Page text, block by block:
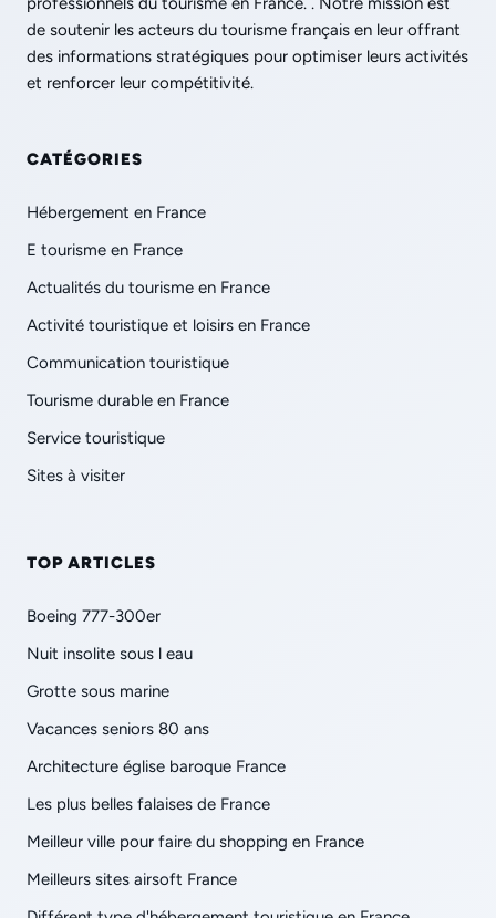
de soutenir les acteurs du tourisme français en leur offrant
des informations stratégiques pour optimiser leurs activités
et renforcer leur compétitivité.
CATÉGORIES
Hébergement en France
E tourisme en France
Actualités du tourisme en France
Activité touristique et loisirs en France
Communication touristique
Tourisme durable en France
Service touristique
Sites à visiter
TOP ARTICLES
Boeing 777-300er
Nuit insolite sous l eau
Grotte sous marine
Vacances seniors 80 ans
Architecture église baroque France
Les plus belles falaises de France
Meilleur ville pour faire du shopping en France
Meilleurs sites airsoft France